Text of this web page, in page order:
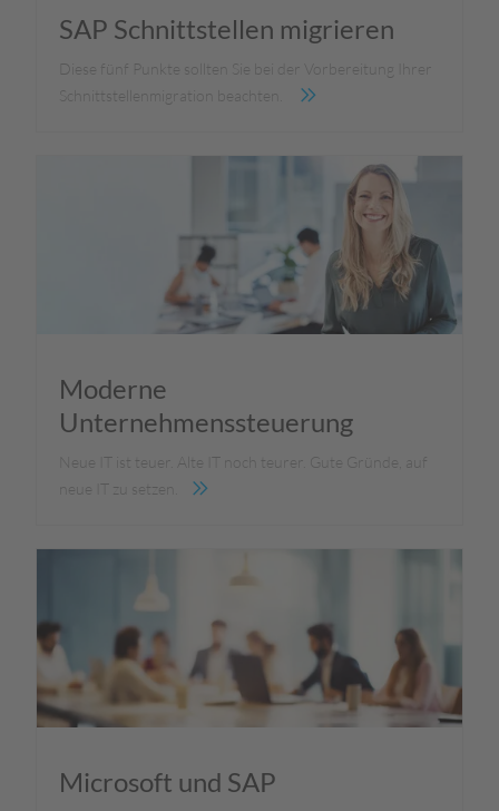
SAP Schnittstellen migrieren
Diese fünf Punkte sollten Sie bei der Vorbereitung Ihrer
Schnittstellenmigration beachten.
Moderne
Unternehmenssteuerung
Neue IT ist teuer. Alte IT noch teurer. Gute Gründe, auf
neue IT zu setzen.
Microsoft und SAP